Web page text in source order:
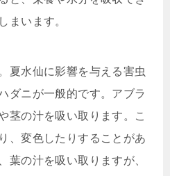
まいます。
夏水仙に影響を与える害虫
ダニが一般的です。アブラ
茎の汁を吸い取ります。こ
、変色したりすることがあ
葉の汁を吸い取りますが、